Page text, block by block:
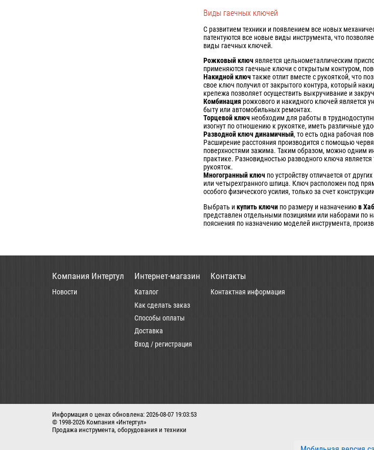
Виды гаечных ключей
С развитием техники и появлением все новых
патентуются все новые виды инструмента, что
виды гаечных ключей.
Рожковый ключявляется цельнометаллическим
применяются гаечные ключи с открытым контуром,
Накидной ключтакже отлит вместе с рукояткой, что
свое ключ получил от закрытого контура, который
крепежа позволяет осуществить выкручивание и
Комбинация рожкового и накидного ключей является
быту или автомобильных ремонтах.
Торцевой ключ необходим для работы в
изогнут по отношению к рукоятке, иметь различные
Разводной ключ динамичный, то есть одна рабочая
Расширение расстояния производится с помощью
поверхностями зажима. Таким образом, можно одним
практике. Разновидностью разводного ключа
рукояток.
Многогранный ключ по устройству отличается от
или четырехгранного шпица. Ключ расположен под
особого физического усилия, только за счет
Выбрать икупить ключи по размеру и назначениюв
представлен отдельными позициями или наборами
пояснения по назначению моделей инструмента,
Компания Интертул
Новости
Интернет-магазин
Каталог
Как сделать заказ
Способы оплаты
Доставка
Вход / регистрация
Контакты
Контактная информация
Информация о ценах обновлена: 2026-08-07 19:03:53
© 1998-2026 Компания «Интертул»
Продажа инструмента, оборудования и техники